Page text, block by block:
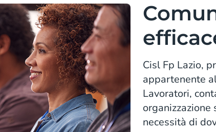
Cisl Fp Lazio,
appartenente
Lavoratori,
necessità di